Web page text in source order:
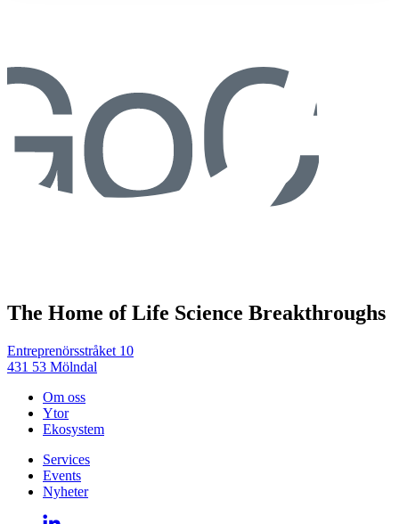
The Home of Life Science Breakthroughs
Entreprenörsstråket 10
431 53 Mölndal
Om oss
Ytor
Ekosystem
Services
Events
Nyheter